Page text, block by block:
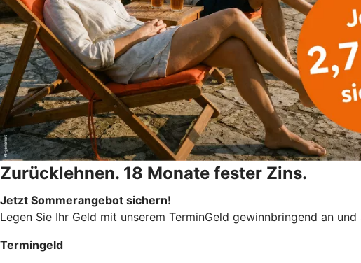
Zurücklehnen. 18 Monate fester Zins.
Jetzt Sommerangebot sichern!
Legen Sie Ihr Geld mit unserem TerminGeld gewinnbringend an
Termingeld